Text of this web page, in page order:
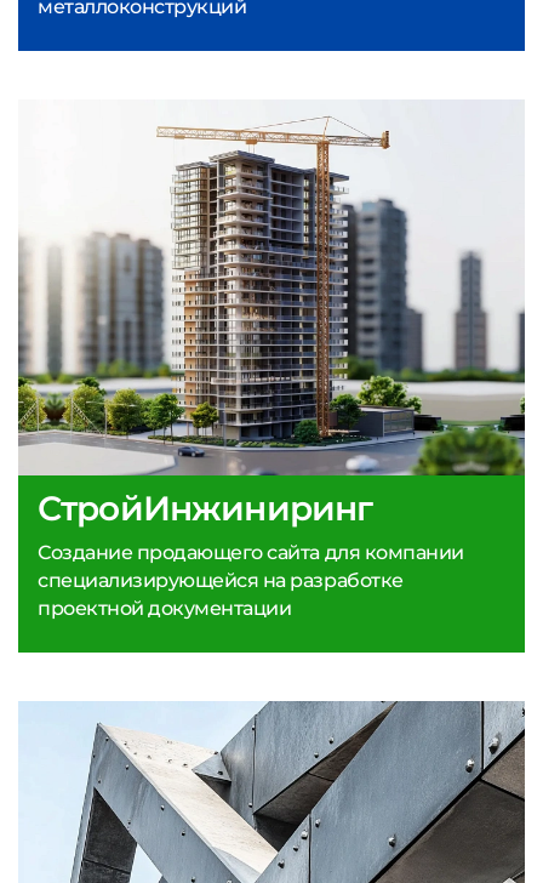
СтройИнжиниринг
Создание продающего сайта для компании
специализирующейся на разработке
проектной документации
металлоконструкций